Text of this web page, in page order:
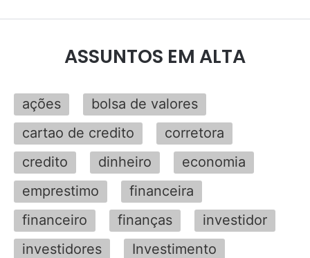
ASSUNTOS EM ALTA
ações
bolsa de valores
cartao de credito
corretora
credito
dinheiro
economia
emprestimo
financeira
financeiro
finanças
investidor
investidores
Investimento